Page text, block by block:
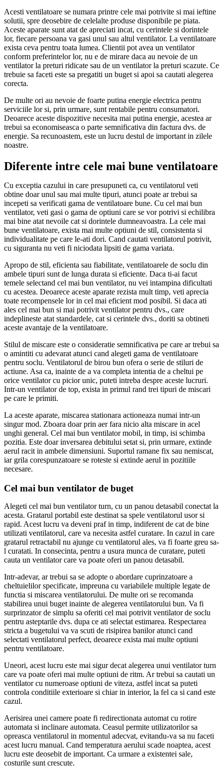
Acesti ventilatoare se numara printre cele mai potrivite si mai ieftine
solutii, spre deosebire de celelalte produse disponibile pe piata.
Aceste aparate sunt atat de apreciati incat, cu cerintele si dorintele
lor, fiecare persoana va gasi unul sau altul ventilator. La ventilatoare
exista ceva pentru toata lumea. Clientii pot avea un ventilator
conform preferintelor lor, nu e de mirare daca au nevoie de un
ventilator la preturi ridicate sau de un ventilator la preturi scazute. Ce
trebuie sa faceti este sa pregatiti un buget si apoi sa cautati alegerea
corecta.
De multe ori au nevoie de foarte putina energie electrica pentru
serviciile lor si, prin urmare, sunt rentabile pentru consumatori.
Deoarece aceste dispozitive necesita mai putina energie, acestea ar
trebui sa economiseasca o parte semnificativa din factura dvs. de
energie. Sa recunoastem, este un lucru destul de important in zilele
noastre.
Diferente intre cele mai bune ventilatoare
Cu exceptia cazului in care presupuneti ca, cu ventilatorul veti
obtine doar unul sau mai multe tipuri, atunci poate ar trebui sa
incepeti sa verificati gama de ventilatoare bune. Cu cel mai bun
ventilator, veti gasi o gama de optiuni care se vor potrivi si echilibra
mai bine atat nevoile cat si dorintele dumneavoastra. La cele mai
bune ventilatoare, exista mai multe optiuni de stil, consistenta si
individualitate pe care le-ati dori. Cand cautati ventilatorul potrivit,
cu siguranta nu veti fi niciodata lipsiti de gama variata.
Apropo de stil, eficienta sau fiabilitate, ventilatoarele de soclu din
ambele tipuri sunt de lunga durata si eficiente. Daca ti-ai facut
temele selectand cel mai bun ventilator, nu vei intampina dificultati
cu acestea. Deoarece aceste aparate rezista mult timp, veti aprecia
toate recompensele lor in cel mai eficient mod posibil. Si daca ati
ales cel mai bun si mai potrivit ventilator pentru dvs., care
indeplineste atat standardele, cat si cerintele dvs., doriti sa obtineti
aceste avantaje de la ventilatoare.
Stilul de miscare este o consideratie semnificativa pe care ar trebui sa
o amintiti cu adevarat atunci cand alegeti gama de ventilatoare
pentru soclu. Ventilatorul de birou bun ofera o serie de stiluri de
actiune. Asa ca, inainte de a va completa intentia de a cheltui pe
orice ventilator cu picior unic, puteti intreba despre aceste lucruri.
Intr-un ventilator de top, exista in primul rand trei tipuri de miscari
pe care le primiti.
La aceste aparate, miscarea stationara actioneaza numai intr-un
singur mod. Zboara doar prin aer fara nicio alta miscare in acel
unghi general. Cel mai bun ventilator mobil, in timp, isi schimba
pozitia. Este doar inversarea debitului setat si, prin urmare, extinde
aerul racit in ambele dimensiuni. Suportul ramane fix sau nemiscat,
iar grila corespunzatoare se roteste si extinde aerul in pozitiile
necesare.
Cel mai bun ventilator de buget
Alegeti cel mai bun ventilator turn, cu un panou detasabil conectat la
acesta. Gratarul portabil este destinat sa spele ventilatorul usor si
rapid. Acest lucru va deveni praf in timp, indiferent de cat de bine
utilizati ventilatorul, care va necesita astfel curatare. In cazul in care
gratarul retractabil nu ajunge cu ventilatorul ales, va fi foarte greu sa-
l curatati. In consecinta, pentru a usura munca de curatare, puteti
cauta un ventilator care va poate oferi un panou detasabil.
Intr-adevar, ar trebui sa se adopte o abordare cuprinzatoare a
cheltuielilor specificate, impreuna cu variabilele multiple legate de
functia si miscarea ventilatorului. De multe ori se recomanda
stabilirea unui buget inainte de alegerea ventilatorului bun. Va fi
surprinzator de simplu sa oferiti cel mai potrivit ventilator de soclu
pentru asteptarile dvs. dupa ce ati selectat estimarea. Respectarea
stricta a bugetului va va scuti de risipirea banilor atunci cand
selectati ventilatorul perfect, deoarece exista mai multe optiuni
pentru ventilatoare.
Uneori, acest lucru este mai sigur decat alegerea unui ventilator turn
care va poate oferi mai multe optiuni de ritm. Ar trebui sa cautati un
ventilator cu numeroase optiuni de viteza, astfel incat sa puteti
controla conditiile exterioare si chiar in interior, la fel ca si cand este
cazul.
Aerisirea unei camere poate fi redirectionata automat cu rotire
automata si inclinare automata. Ceasul permite utilizatorilor sa
opreasca ventilatorul in momentul adecvat, evitandu-va sa nu faceti
acest lucru manual. Cand temperatura aerului scade noaptea, acest
lucru este deosebit de important. Ca urmare a existentei sale,
costurile sunt crescute.